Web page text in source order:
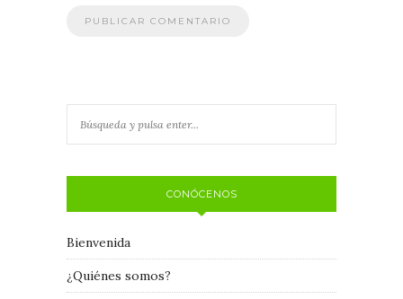
CONÓCENOS
Bienvenida
¿Quiénes somos?